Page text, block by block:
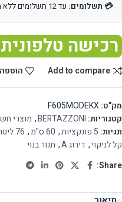
💳 תשלומים: עד 12 תשלומים ללא ריבית והצמדה
רכישה טלפונית
Add to compare
מק"ט:F605MODEKX
קטגוריות: BERTAZZONI
, מוצרי
תגיות: 5 פונקציות , 60 ס"מ , 76 ליטר
קל לניקוי, דירוג A , תנור בנוי
Share: